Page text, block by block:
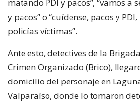
matando PDI y pacos”, “vamos a
y pacos” o “cuídense, pacos y
policías víctimas”.
Ante esto, detectives de la
Crimen Organizado (Brico),
domicilio del personaje en
Valparaíso, donde lo tomaron